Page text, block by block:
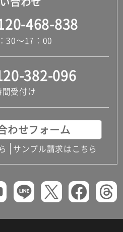
468-838
30～17：00
382-096
間受付け
わせフォーム
サンプル請求はこちら